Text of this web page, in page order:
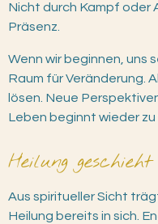
Nicht durch Kampf oder
Präsenz.
Wenn wir beginnen, uns
Raum für Veränderung.
lösen. Neue
Leben beginnt wieder zu
Heilung
Aus spiritueller Sicht
Heilung bereits in sich.